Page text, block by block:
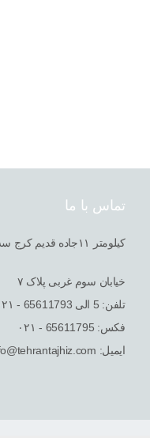
تماس با ما
کیلومتر ١١جاده قدیم کرج سه راه شهریار بعد از کارخانه ایران یاسا مجتمع صنعتی گلگون
خیابان سوم غربی پلاک ٧
تلفن: 5 الی 65611793 - ۰۲۱
فکس: 65611795 - ۰۲۱
ایمیل: info@tehrantajhiz.com